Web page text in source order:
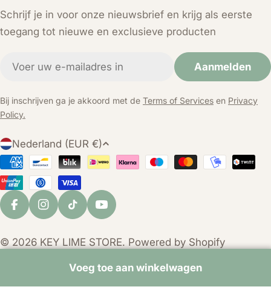
Schrijf je in voor onze nieuwsbrief en krijg als eerste
toegang tot nieuwe en exclusieve producten
Aanmelden
Bij inschrijven ga je akkoord met de Terms of Services en Privacy
Policy.
L
a
n
d
/
e
g
o
Nederland (EUR €)
Betaalmethoden
FacebookInstagram
TikTokYouTube
© 2026 KEY LIME STORE. Powered by Shopify
Voeg toe aan winkelwagen